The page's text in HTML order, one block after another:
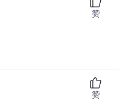
赞
赞